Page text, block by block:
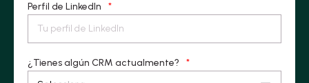
Perfil de LinkedIn *
¿Tienes algún CRM actualmente? *